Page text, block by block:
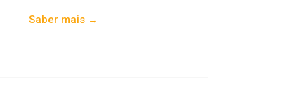
Saber mais →